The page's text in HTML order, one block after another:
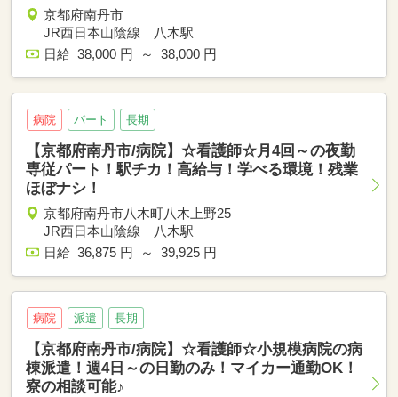
京都府南丹市
JR西日本山陰線 八木駅
日給 38,000 円 ～ 38,000 円
病院 パート 長期
【京都府南丹市/病院】☆看護師☆月4回～の夜勤
専従パート！駅チカ！高給与！学べる環境！残業
ほぼナシ！
京都府南丹市八木町八木上野25
JR西日本山陰線 八木駅
日給 36,875 円 ～ 39,925 円
病院 派遣 長期
【京都府南丹市/病院】☆看護師☆小規模病院の病
棟派遣！週4日～の日勤のみ！マイカー通勤OK！
寮の相談可能♪